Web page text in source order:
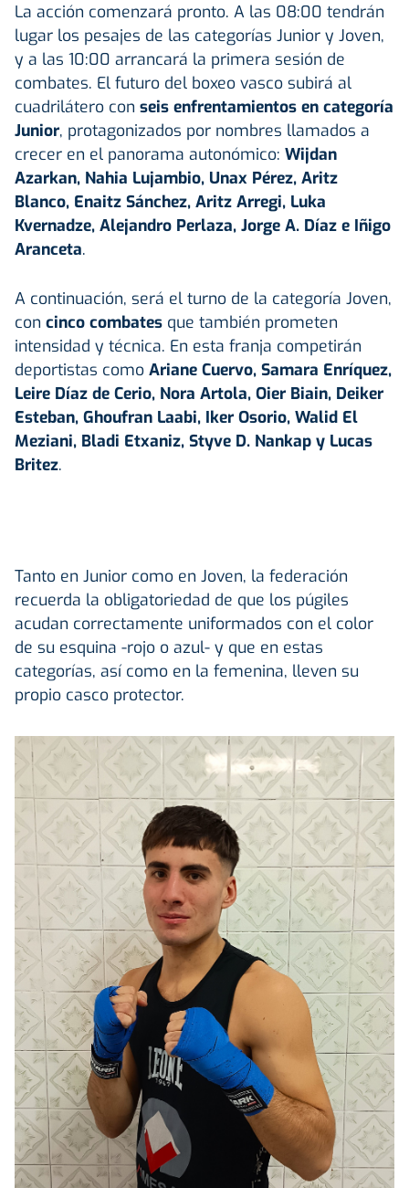
La acción comenzará pronto. A las 08:00 tendrán
lugar los pesajes de las categorías Junior y Joven,
y a las 10:00 arrancará la primera sesión de
combates. El futuro del boxeo vasco subirá al
cuadrilátero con seis enfrentamientos en categoría
Junior, protagonizados por nombres llamados a
crecer en el panorama autonómico: Wijdan
Azarkan, Nahia Lujambio, Unax Pérez, Aritz
Blanco, Enaitz Sánchez, Aritz Arregi, Luka
Kvernadze, Alejandro Perlaza, Jorge A. Díaz e Iñigo
Aranceta.
A continuación, será el turno de la categoría Joven,
con cinco combates que también prometen
intensidad y técnica. En esta franja competirán
deportistas como Ariane Cuervo, Samara Enríquez,
Leire Díaz de Cerio, Nora Artola, Oier Biain, Deiker
Esteban, Ghoufran Laabi, Iker Osorio, Walid El
Meziani, Bladi Etxaniz, Styve D. Nankap y Lucas
Britez.
Tanto en Junior como en Joven, la federación
recuerda la obligatoriedad de que los púgiles
acudan correctamente uniformados con el color
de su esquina -rojo o azul- y que en estas
categorías, así como en la femenina, lleven su
propio casco protector.